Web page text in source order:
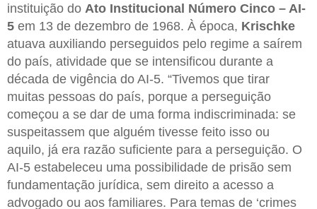
instituição do Ato Institucional Número Cinco – AI-
5 em 13 de dezembro de 1968. À época, Krischke
atuava auxiliando perseguidos pelo regime a saírem
do país, atividade que se intensificou durante a
década de vigência do AI-5. “Tivemos que tirar
muitas pessoas do país, porque a perseguição
começou a se dar de uma forma indiscriminada: se
suspeitassem que alguém tivesse feito isso ou
aquilo, já era razão suficiente para a perseguição. O
AI-5 estabeleceu uma possibilidade de prisão sem
fundamentação jurídica, sem direito a acesso a
advogado ou aos familiares. Para temas de ‘crimes